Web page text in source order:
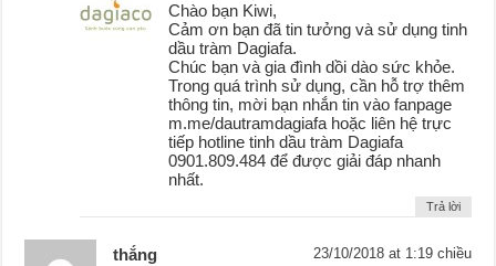
Chào bạn Kiwi,
Cảm ơn bạn đã tin tưởng và sử dụng tinh
dầu tràm Dagiafa.
Chúc bạn và gia đình dồi dào sức khỏe.
Trong quá trình sử dụng, cần hỗ trợ thêm
thông tin, mời bạn nhắn tin vào fanpage
m.me/dautramdagiafa hoặc liên hệ trực
tiếp hotline tinh dầu tràm Dagiafa
0901.809.484 để được giải đáp nhanh
nhất.
Trả lời
thắng 23/10/2018 at 1:19 chiều